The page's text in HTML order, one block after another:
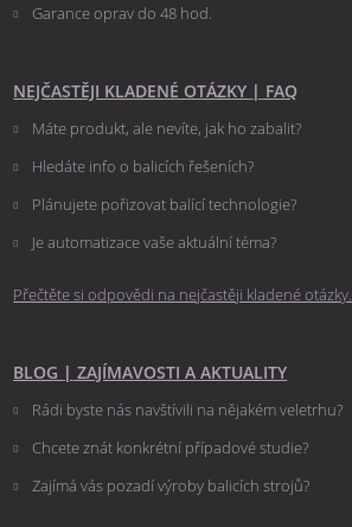
Garance oprav do 48 hod.
NEJČASTĚJI KLADENÉ OTÁZKY | FAQ
Máte produkt, ale nevíte, jak ho zabalit?
Hledáte info o balicích řešeních?
Plánujete pořizovat balící technologie?
Je automatizace vaše aktuální téma?
Přečtěte si odpovědi na nejčastěji kladené otázky.
BLOG | ZAJÍMAVOSTI A AKTUALITY
Rádi byste nás navštívili na nějakém veletrhu?
Chcete znát konkrétní případové studie?
Zajímá vás pozadí výroby balicích strojů?